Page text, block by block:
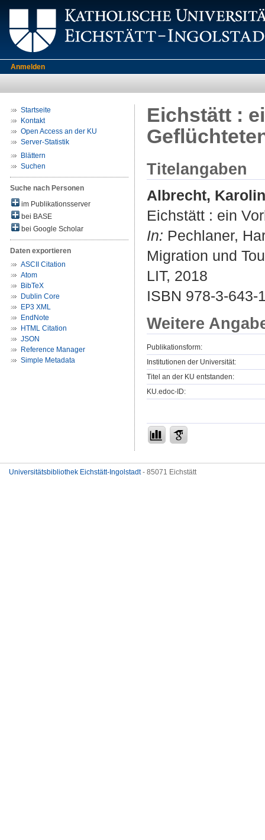
Anmelden
Startseite
Kontakt
Open Access an der KU
Server-Statistik
Blättern
Suchen
Suche nach Personen
im Publikationsserver
bei BASE
bei Google Scholar
Daten exportieren
ASCII Citation
Atom
BibTeX
Dublin Core
EP3 XML
EndNote
HTML Citation
JSON
Reference Manager
Simple Metadata
Eichstätt :
Titelangaben
Albrecht,
Eichstätt : ein
In: Pechlaner,
Migration und
LIT, 2018
ISBN 978-3-643-
Weitere
Publikationsform:
Institutionen der Universität:
Titel an der KU entstanden:
KU.edoc-ID:
Universitätsbibliothek Eichstätt-Ingolstadt- 85071 Eichstätt